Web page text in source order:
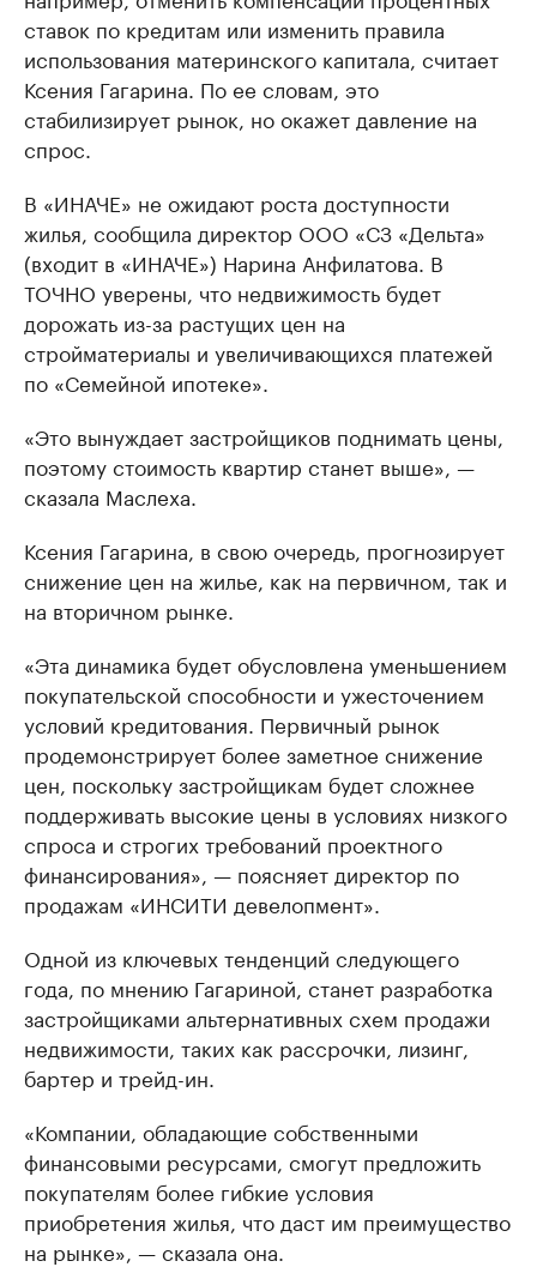
ставок по кредитам или изменить правила
использования материнского капитала, считает
Ксения Гагарина. По ее словам, это
стабилизирует рынок, но окажет давление на
спрос.
В «ИНАЧЕ» не ожидают роста доступности
жилья, сообщила директор ООО «СЗ «Дельта»
(входит в «ИНАЧЕ») Нарина Анфилатова. В
ТОЧНО уверены, что недвижимость будет
дорожать из-за растущих цен на
стройматериалы и увеличивающихся платежей
по «Семейной ипотеке».
«Это вынуждает застройщиков поднимать цены,
поэтому стоимость квартир станет выше», —
сказала Маслеха.
Ксения Гагарина, в свою очередь, прогнозирует
снижение цен на жилье, как на первичном, так и
на вторичном рынке.
«Эта динамика будет обусловлена уменьшением
покупательской способности и ужесточением
условий кредитования. Первичный рынок
продемонстрирует более заметное снижение
цен, поскольку застройщикам будет сложнее
поддерживать высокие цены в условиях низкого
спроса и строгих требований проектного
финансирования», — поясняет директор по
продажам «ИНСИТИ девелопмент».
Одной из ключевых тенденций следующего
года, по мнению Гагариной, станет разработка
застройщиками альтернативных схем продажи
недвижимости, таких как рассрочки, лизинг,
бартер и трейд-ин.
«Компании, обладающие собственными
финансовыми ресурсами, смогут предложить
покупателям более гибкие условия
приобретения жилья, что даст им преимущество
на рынке», — сказала она.